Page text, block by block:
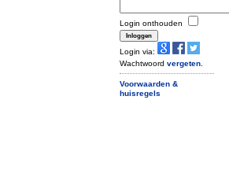
Login onthouden
Login via:
Wachtwoord vergeten
Voorwaarden &
huisregels